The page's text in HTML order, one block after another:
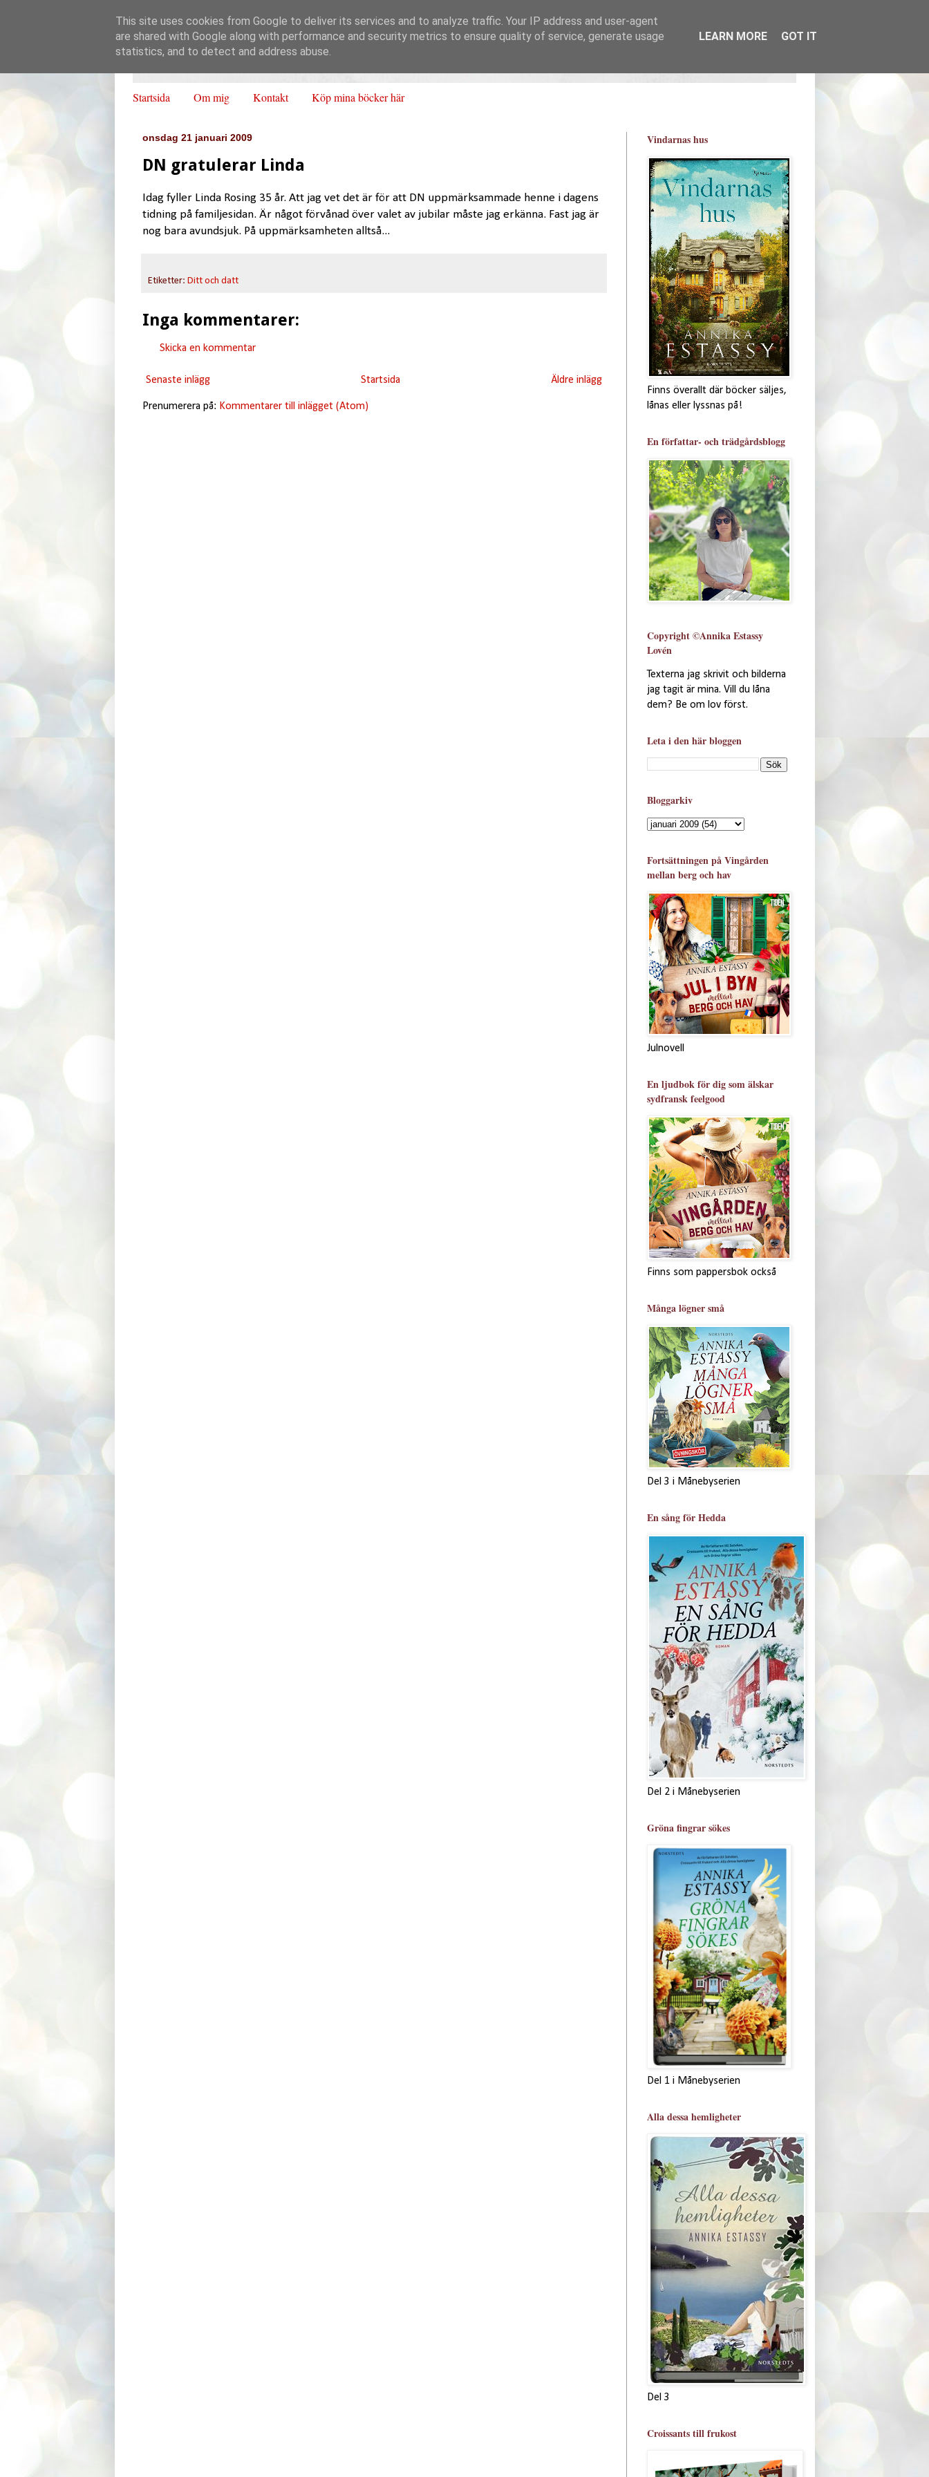
Startsida Om mig Kontakt Köp mina böcker här
onsdag 21 januari 2009
DN gratulerar Linda
Idag fyller Linda Rosing 35 år. Att jag vet det är för att DN uppmärksammade henne i dagens
tidning på familjesidan. Är något förvånad över valet av jubilar måste jag erkänna. Fast jag är
nog bara avundsjuk. På uppmärksamheten alltså...
Etiketter: Ditt och datt
Inga kommentarer:
Skicka en kommentar
Senaste inlägg Äldre inlägg
Startsida
Prenumerera på: Kommentarer till inlägget (Atom)
Vindarnas hus
Finns överallt där böcker säljes,
lånas eller lyssnas på!
En författar- och trädgårdsblogg
Copyright ©Annika Estassy
Lovén
Texterna jag skrivit och bilderna
jag tagit är mina. Vill du låna
dem? Be om lov först.
Leta i den här bloggen
Bloggarkiv
Fortsättningen på Vingården
mellan berg och hav
Julnovell
En ljudbok för dig som älskar
sydfransk feelgood
Finns som pappersbok också
Många lögner små
Del 3 i Månebyserien
En sång för Hedda
Del 2 i Månebyserien
Gröna fingrar sökes
Del 1 i Månebyserien
Alla dessa hemligheter
Del 3
Croissants till frukost
This site uses cookies from Google to deliver its services and to analyze traffic. Your IP address and user-agent
are shared with Google along with performance and security metrics to ensure quality of service, generate usage
statistics, and to detect and address abuse.
LEARN MORE GOT IT